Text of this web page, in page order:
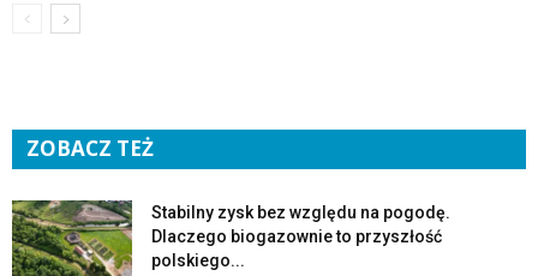
ZOBACZ TEŻ
Stabilny zysk bez względu na pogodę.
Dlaczego biogazownie to przyszłość
polskiego...